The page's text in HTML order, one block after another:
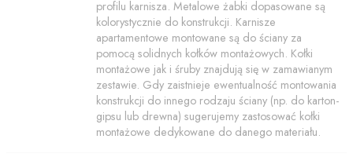
profilu karnisza. Metalowe żabki dopasowane są
kolorystycznie do konstrukcji. Karnisze
apartamentowe montowane są do ściany za
pomocą solidnych kołków montażowych. Kołki
montażowe jak i śruby znajdują się w zamawianym
zestawie. Gdy zaistnieje ewentualność montowania
konstrukcji do innego rodzaju ściany (np. do karton-
gipsu lub drewna) sugerujemy zastosować kołki
montażowe dedykowane do danego materiału.